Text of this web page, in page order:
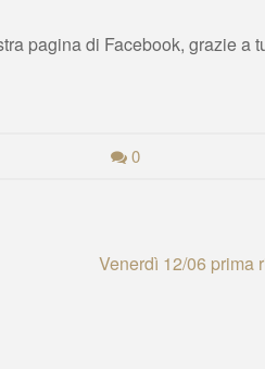
pagina di Facebook, grazie a
0
Venerdì 12/06 prima